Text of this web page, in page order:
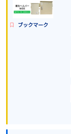
ブックマーク